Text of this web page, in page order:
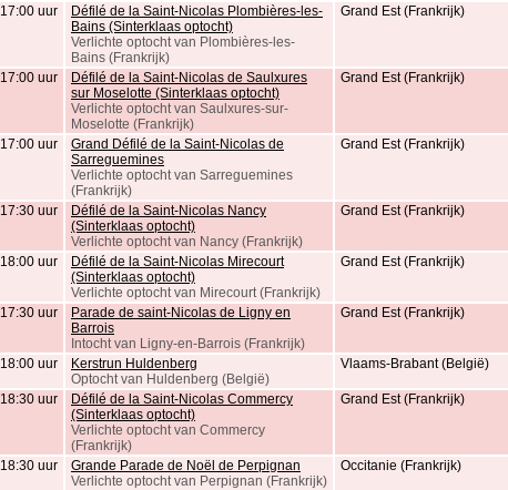
17:00 uur
Défilé de la Saint-Nicolas Plombières-les-
Bains (Sinterklaas optocht)
Verlichte optocht van Plombières-les-
Bains (Frankrijk)
Grand Est (Frankrijk)
17:00 uur
Défilé de la Saint-Nicolas de Saulxures
sur Moselotte (Sinterklaas optocht)
Verlichte optocht van Saulxures-sur-
Moselotte (Frankrijk)
Grand Est (Frankrijk)
17:00 uur
Grand Défilé de la Saint-Nicolas de
Sarreguemines
Verlichte optocht van Sarreguemines
(Frankrijk)
Grand Est (Frankrijk)
17:30 uur
Défilé de la Saint-Nicolas Nancy
(Sinterklaas optocht)
Verlichte optocht van Nancy (Frankrijk)
Grand Est (Frankrijk)
18:00 uur
Défilé de la Saint-Nicolas Mirecourt
(Sinterklaas optocht)
Verlichte optocht van Mirecourt (Frankrijk)
Grand Est (Frankrijk)
17:30 uur
Parade de saint-Nicolas de Ligny en
Barrois
Intocht van Ligny-en-Barrois (Frankrijk)
Grand Est (Frankrijk)
18:00 uur
Kerstrun Huldenberg
Optocht van Huldenberg (België)
Vlaams-Brabant (België)
18:30 uur
Défilé de la Saint-Nicolas Commercy
(Sinterklaas optocht)
Verlichte optocht van Commercy
(Frankrijk)
Grand Est (Frankrijk)
18:30 uur
Grande Parade de Noël de Perpignan
Verlichte optocht van Perpignan (Frankrijk)
Occitanie (Frankrijk)